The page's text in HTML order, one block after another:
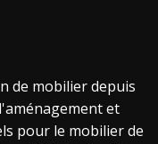
de mobilier depuis
et
pour le mobilier de